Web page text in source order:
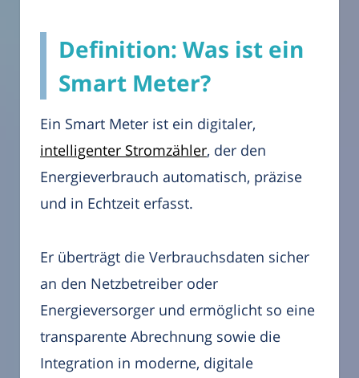
Definition: Was ist ein
Smart Meter?
Ein Smart Meter ist ein digitaler,
intelligenter Stromzähler, der den
Energieverbrauch automatisch, präzise
und in Echtzeit erfasst.
Er überträgt die Verbrauchsdaten sicher
an den Netzbetreiber oder
Energieversorger und ermöglicht so eine
transparente Abrechnung sowie die
Integration in moderne, digitale